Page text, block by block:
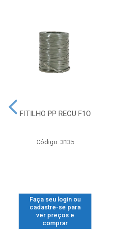
FITILHO PP RECU F1O
Código: 3135
Faça seu login ou
cadastre-se para
ver preços e
comprar